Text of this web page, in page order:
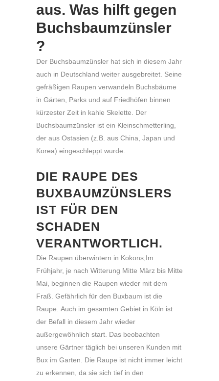
aus. Was hilft gegen
Buchsbaumzünsler
?
Der Buchsbaumzünsler hat sich in diesem Jahr
auch in Deutschland weiter ausgebreitet. Seine
gefräßigen Raupen verwandeln Buchsbäume
in Gärten, Parks und auf Friedhöfen binnen
kürzester Zeit in kahle Skelette. Der
Buchsbaumzünsler ist ein Kleinschmetterling,
der aus Ostasien (z.B. aus China, Japan und
Korea) eingeschleppt wurde.
DIE RAUPE DES
BUXBAUMZÜNSLERS
IST FÜR DEN
SCHADEN
VERANTWORTLICH.
Die Raupen überwintern in Kokons,Im
Frühjahr, je nach Witterung Mitte März bis Mitte
Mai, beginnen die Raupen wieder mit dem
Fraß. Gefährlich für den Buxbaum ist die
Raupe. Auch im gesamten Gebiet in Köln ist
der Befall in diesem Jahr wieder
außergewöhnlich start. Das beobachten
unsere Gärtner täglich bei unseren Kunden mit
Bux im Garten. Die Raupe ist nicht immer leicht
zu erkennen, da sie sich tief in den